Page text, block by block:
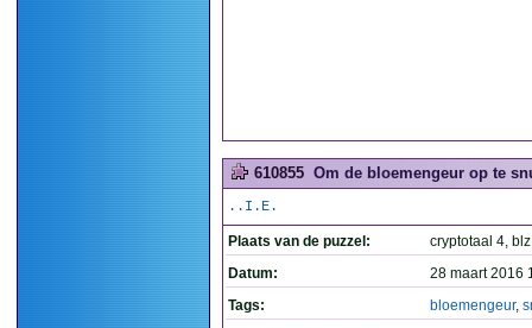
610855 Om de bloemengeur op te
..I.E.
Plaats van de puzzel:
cryptotaal 4,
Datum:
28 maart 2016
Tags:
bloemengeur,